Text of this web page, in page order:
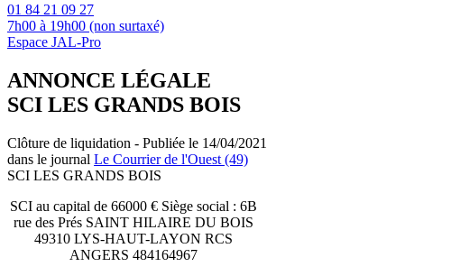
01 84 21 09 27
7h00 à 19h00 (non surtaxé)
Espace JAL-Pro
ANNONCE LÉGALE
SCI LES GRANDS BOIS
Clôture de liquidation - Publiée le 14/04/2021
dans le journal Le Courrier de l'Ouest (49)
SCI LES GRANDS BOIS
SCI au capital de 66000 € Siège social : 6B
rue des Prés SAINT HILAIRE DU BOIS
49310 LYS-HAUT-LAYON RCS
ANGERS 484164967